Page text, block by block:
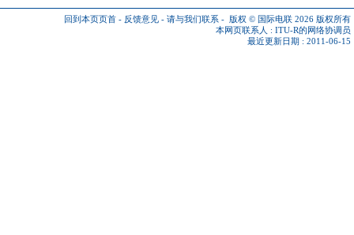
回到本页页首 - 反馈意见 - 请与我们联系 - 版权 © 国际电联 2026 版权所有
本网页联系人 : ITU-R的网络协调员
最近更新日期 : 2011-06-15